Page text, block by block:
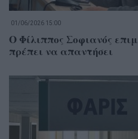
01/06/2026 15:00
Ο Φίλιππος Σοφιανός
πρέπει να απαντήσει